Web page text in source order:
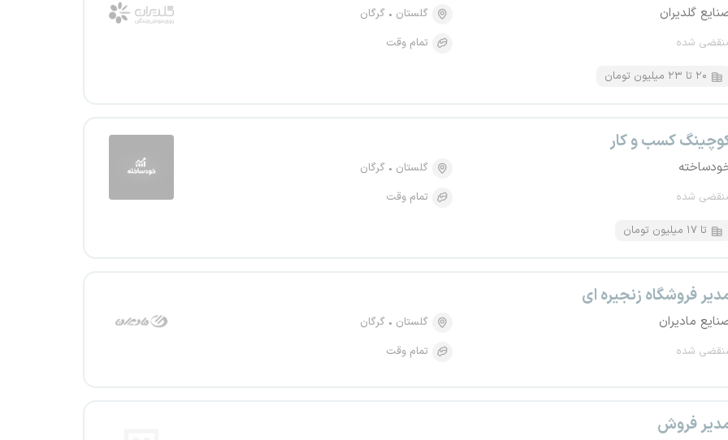
گلدیران
شده
گلستان
گرگان
تمام وقت
۲۰ تا ۲۳ میلیون تومان
کسب و کار
شده
گلستان
گرگان
تمام وقت
تا ۱۷ میلیون تومان
فروشگاه زنجیره ای
مادیران
شده
گلستان
گرگان
تمام وقت
فروش